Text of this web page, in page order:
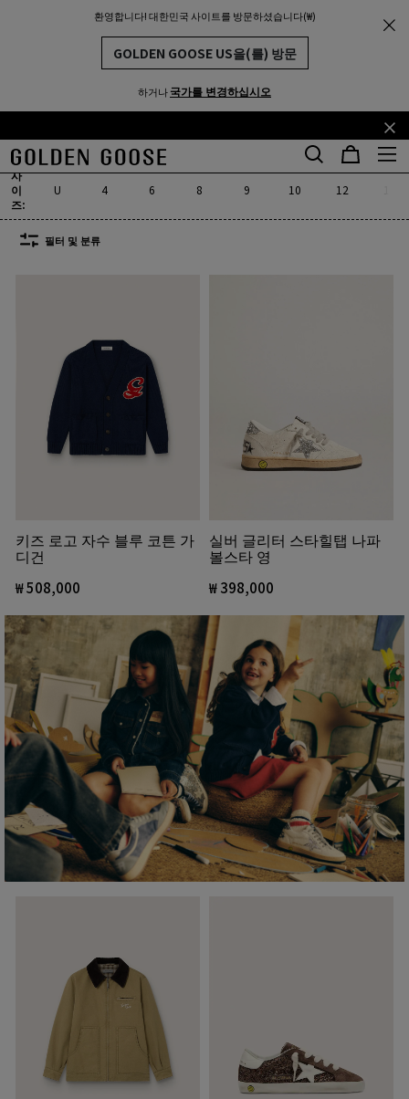
환영합니다! 대한민국 사이트를 방문하셨습니다(₩)
GOLDEN GOOSE US을(를) 방문
하거나국가를 변경하십시오
기
본
콘
텐
츠
로
꼬
리
말
콘
텐
츠
여아용 웨어 및 스니커즈
스니커즈 (1~3세)스니커즈 (4-10세) 아우터 (4-12세)
상의(4~12
상의
사
이
즈:
U 4 6 8 9 10 12
필터 및 분류
키즈 로고 자수 블루 코튼 가
디건
₩ 508,000
실버 글리터 스타힐탭 나파
볼스타 영
₩ 398,000